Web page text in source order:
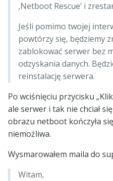
‚Netboot Rescue’ i
Jeśli pomimo twojej
powtórzy się, będziemy
zablokować serwer bez
odzyskania danych.
reinstalację serwera.
Po wciśnięciu przycisku
ale serwer i tak nie chciał
obrazu netboot kończyła
niemożliwa.
Wysmarowałem maila do
Witam,